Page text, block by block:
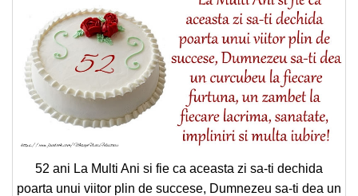
52 ani La Multi Ani si fie ca aceasta zi sa-ti dechida
poarta unui viitor plin de succese, Dumnezeu sa-ti dea un